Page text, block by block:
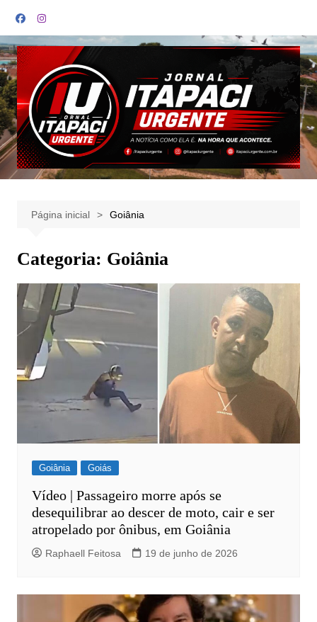
para
o
conteúdo
Página inicial Goiânia
Categoria: Goiânia
Goiânia Goiás
Vídeo | Passageiro morre após se
desequilibrar ao descer de moto, cair e ser
atropelado por ônibus, em Goiânia
Raphaell Feitosa 19 de junho de 2026